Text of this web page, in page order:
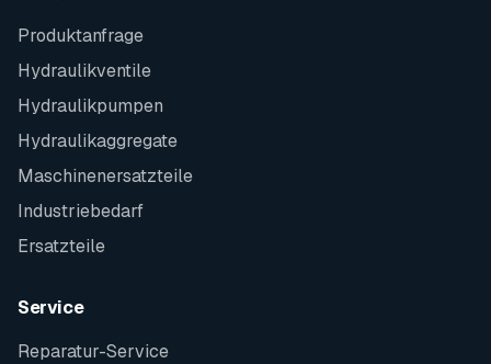
Produktanfrage
Hydraulikventile
Hydraulikpumpen
Hydraulikaggregate
Maschinenersatzteile
Industriebedarf
Ersatzteile
Service
Reparatur-Service